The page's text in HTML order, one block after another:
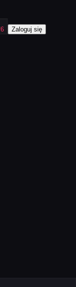
6 Zaloguj się